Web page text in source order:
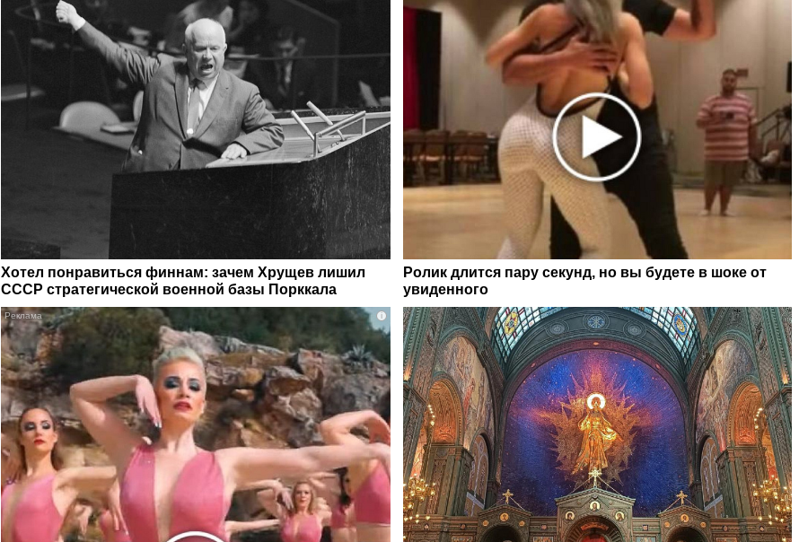
Хотел понравиться финнам: зачем Хрущев лишил
СССР стратегической военной базы Порккала
Ролик длится пару секунд, но вы будете в шоке от
увиденного
i